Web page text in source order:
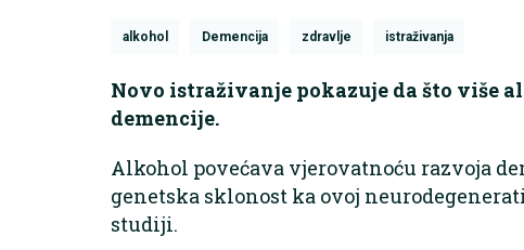
alkohol Demencija zdravlje istraživanja
Novo istraživanje pokazuje da što više
demencije.
Alkohol povećava vjerovatnoću razvoja
genetska sklonost ka ovoj
studiji.